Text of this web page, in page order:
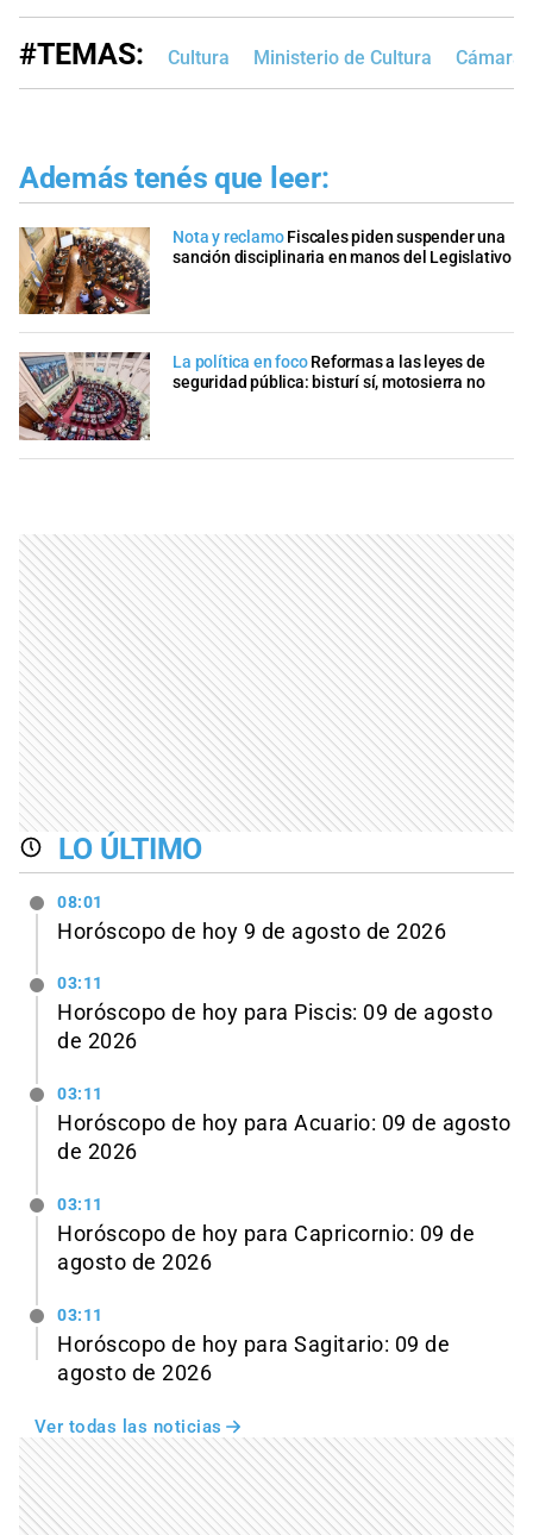
#TEMAS: Cultura Ministerio de Cultura Cámara
Además tenés que leer:
Nota y reclamo Fiscales piden suspender una
sanción disciplinaria en manos del Legislativo
La política en foco Reformas a las leyes de
seguridad pública: bisturí sí, motosierra no
LO ÚLTIMO
08:01
Horóscopo de hoy 9 de agosto de 2026
03:11
Horóscopo de hoy para Piscis: 09 de agosto
de 2026
03:11
Horóscopo de hoy para Acuario: 09 de agosto
de 2026
03:11
Horóscopo de hoy para Capricornio: 09 de
agosto de 2026
03:11
Horóscopo de hoy para Sagitario: 09 de
agosto de 2026
Ver todas las noticias